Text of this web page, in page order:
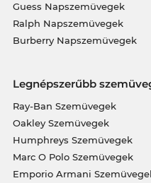
Guess Napszemüvegek
Ralph Napszemüvegek
Burberry Napszemüvegek
Legnépszerűbb
Ray-Ban Szemüvegek
Oakley Szemüvegek
Humphreys Szemüvegek
Marc O Polo Szemüvegek
Emporio Armani